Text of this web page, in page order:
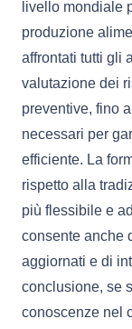
livello mondiale
produzione
affrontati tutti gli
valutazione dei
preventive, fino
necessari per
efficiente. La
rispetto alla
più flessibile e
consente anche
aggiornati e di
conclusione, se
conoscenze nel